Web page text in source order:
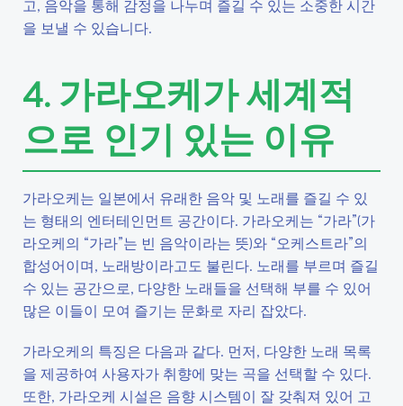
고, 음악을 통해 감정을 나누며 즐길 수 있는 소중한 시간
을 보낼 수 있습니다.
4. 가라오케가 세계적
으로 인기 있는 이유
가라오케는 일본에서 유래한 음악 및 노래를 즐길 수 있
는 형태의 엔터테인먼트 공간이다. 가라오케는 “가라”(가
라오케의 “가라”는 빈 음악이라는 뜻)와 “오케스트라”의
합성어이며, 노래방이라고도 불린다. 노래를 부르며 즐길
수 있는 공간으로, 다양한 노래들을 선택해 부를 수 있어
많은 이들이 모여 즐기는 문화로 자리 잡았다.
가라오케의 특징은 다음과 같다. 먼저, 다양한 노래 목록
을 제공하여 사용자가 취향에 맞는 곡을 선택할 수 있다.
또한, 가라오케 시설은 음향 시스템이 잘 갖춰져 있어 고